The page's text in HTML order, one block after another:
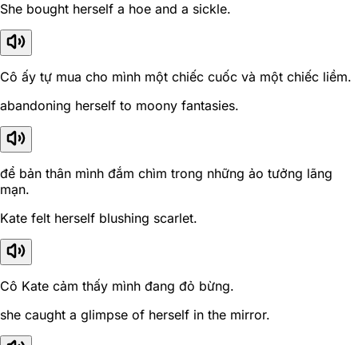
She bought herself a hoe and a sickle.
Cô ấy tự mua cho mình một chiếc cuốc và một chiếc liềm.
abandoning herself to moony fantasies.
để bản thân mình đắm chìm trong những ảo tưởng lãng
mạn.
Kate felt herself blushing scarlet.
Cô Kate cảm thấy mình đang đỏ bừng.
she caught a glimpse of herself in the mirror.